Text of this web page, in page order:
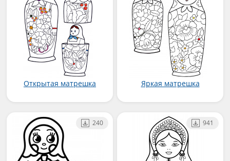
Открытая матрешка Яркая матрешка
240 941